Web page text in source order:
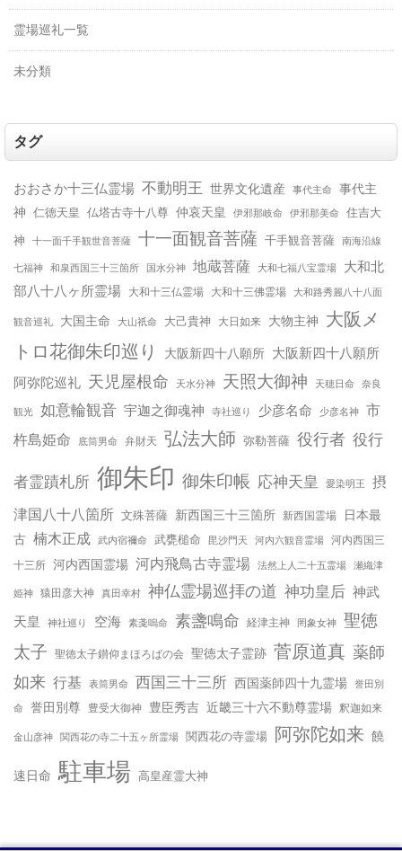
霊場巡礼一覧
未分類
タグ
おおさか十三仏霊場 不動明王 世界文化遺産 事代主命
事代主
神 仁徳天皇 仏塔古寺十八尊 仲哀天皇 伊邪那岐命 伊邪那美命 住吉大
神 十一面千手観世音菩薩 十一面観音菩薩 千手観音菩薩 南海沿線
七福神 和泉西国三十三箇所 国水分神 地蔵菩薩 大和七福八宝霊場
大和北
部八十八ヶ所霊場
大和十三仏霊場 大和十三佛霊場 大和路秀麗八十八面
観音巡礼 大国主命 大山祇命 大己貴神 大日如来 大物主神
大阪メ
トロ花御朱印巡り
大阪新四十八願所 大阪新四十八願所
阿弥陀巡礼 天児屋根命 天水分神 天照大御神 天穂日命 奈良
観光 如意輪観音 宇迦之御魂神 寺社巡り 少彦名命 少彦名神 市
杵島姫命
底筒男命 弁財天 弘法大師 弥勒菩薩 役行者 役行
者霊蹟札所 御朱印 御朱印帳 応神天皇 愛染明王
摂
津国八十八箇所 文殊菩薩 新西国三十三箇所 新西国霊場
日本最
古 楠木正成 武内宿禰命 武甕槌命 毘沙門天 河内六観音霊場
河内西国三
十三所 河内西国霊場 河内飛鳥古寺霊場 法然上人二十五霊場 瀬織津
姫神 猿田彦大神 真田幸村 神仏霊場巡拝の道 神功皇后 神武
天皇
神社巡り 空海 素戔嗚命 素盞鳴命 経津主神 罔象女神
聖徳
太子
聖徳太子鑚仰まほろばの会 聖徳太子霊跡 菅原道真 薬師
如来 行基 表筒男命 西国三十三所 西国薬師四十九霊場 誉田別
命
誉田別尊 豊受大御神 豊臣秀吉 近畿三十六不動尊霊場 釈迦如来
金山彦神 関西花の寺二十五ヶ所霊場 関西花の寺霊場 阿弥陀如来 饒
速日命 駐車場 高皇産霊大神